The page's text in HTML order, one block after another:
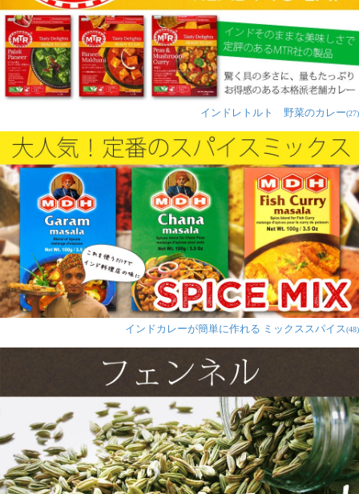
★ ★★★ ★みけにゃん様
パパドは、一度食べて家族も大好きです。フライパンで
あぶるだけなので手軽で、おいしいです。何かのせて食
べてもいいのですが、大概はそのままパリパリと食べる
し、チャイとともに小腹がすいた時用でも、短時間で出
せるのがいいですね。常備しています。
★★★K様
パパドガーリック味は、サクサクの軽い食感と濃厚なガ
ーリックの風味が絶妙な組み合わせです！一口食べる
と、ガーリックの香りとコクが口いっぱいに広がり、や
みつきになる美味しさが楽しめます。ビールやお酒のお
供に最適で、パーティーや飲み会で大人気のアイテムで
す。手軽に持ち運びができるので、アウトドアやピクニ
ックにもぴったり。ヘルシーなので、罪悪感なく楽しめ
る点も魅力的です。ガーリック好きな方に特におすすめ
の一品で、インド料理の本格的な味わいを手軽に楽しめ
ます。パパドガーリック味は、インドスナックの新定番
として、ぜひ試してみてください！
インドレトルト 野菜のカレー(27)
インドカレーが簡単に作れる ミックススパイス(48)